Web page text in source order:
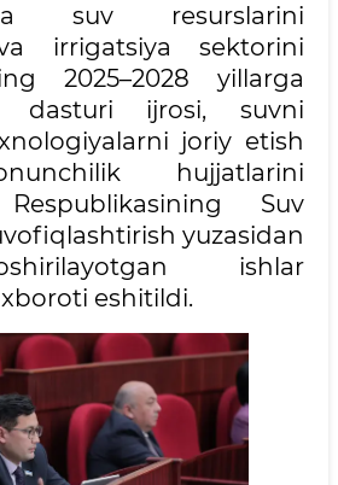
suv resurslarini
irrigatsiya sektorini
2025–2028 yillarga
dasturi ijrosi, suvni
joriy etish
hujjatlarini
Respublikasining Suv
yuzasidan
ishlar
eshitildi.